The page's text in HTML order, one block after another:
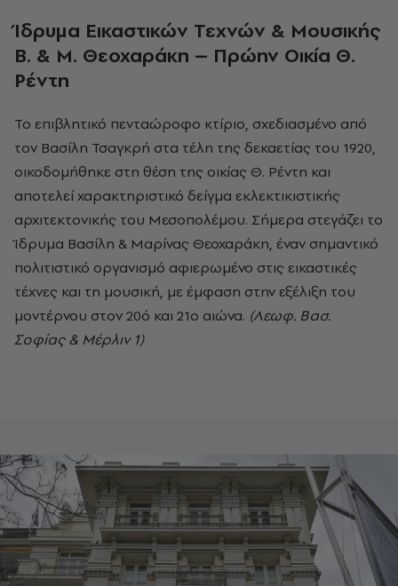
Ίδρυμα Εικαστικών Τεχνών & Μουσικής
Β. & Μ. Θεοχαράκη – Πρώην Οικία Θ.
Ρέντη
Το επιβλητικό πενταώροφο κτίριο, σχεδιασμένο από
τον Βασίλη Τσαγκρή στα τέλη της δεκαετίας του 1920,
οικοδομήθηκε στη θέση της οικίας Θ. Ρέντη και
αποτελεί χαρακτηριστικό δείγμα εκλεκτικιστικής
αρχιτεκτονικής του Μεσοπολέμου. Σήμερα στεγάζει το
Ίδρυμα Βασίλη & Μαρίνας Θεοχαράκη, έναν σημαντικό
πολιτιστικό οργανισμό αφιερωμένο στις εικαστικές
τέχνες και τη μουσική, με έμφαση στην εξέλιξη του
μοντέρνου στον 20ό και 21ο αιώνα. (Λεωφ. Βασ.
Σοφίας & Μέρλιν 1)